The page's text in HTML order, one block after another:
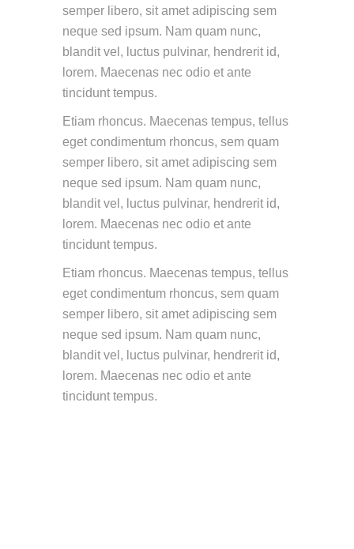
semper libero, sit amet adipiscing sem
neque sed ipsum. Nam quam nunc,
blandit vel, luctus pulvinar, hendrerit id,
lorem. Maecenas nec odio et ante
tincidunt tempus.
Etiam rhoncus. Maecenas tempus, tellus
eget condimentum rhoncus, sem quam
semper libero, sit amet adipiscing sem
neque sed ipsum. Nam quam nunc,
blandit vel, luctus pulvinar, hendrerit id,
lorem. Maecenas nec odio et ante
tincidunt tempus.
Etiam rhoncus. Maecenas tempus, tellus
eget condimentum rhoncus, sem quam
semper libero, sit amet adipiscing sem
neque sed ipsum. Nam quam nunc,
blandit vel, luctus pulvinar, hendrerit id,
lorem. Maecenas nec odio et ante
tincidunt tempus.